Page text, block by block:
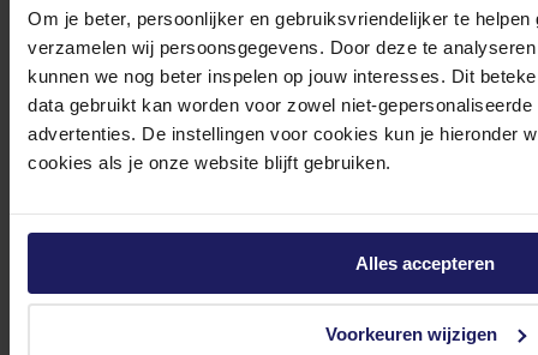
Om je beter, persoonlijker en gebruiksvriendelijker te
verzamelen wij persoonsgegevens. Door deze te
kunnen we nog beter inspelen op jouw interesses. Dit
data gebruikt kan worden voor zowel niet-
advertenties. De instellingen voor cookies kun je hieronder
cookies als je onze website blijft gebruiken.
Alles accepteren
Voorkeuren wijzigen
Meld je aan voor onze nieuwsbrief!
Ontvang als eerste de beste deals in je inbox
Meld je aan
8102 HG Raalte